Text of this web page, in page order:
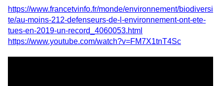
https://www.francetvinfo.fr/monde/environnement/biodiversi
te/au-moins-212-defenseurs-de-l-environnement-ont-ete-
tues-en-2019-un-record_4060053.html
https://www.youtube.com/watch?v=FM7X1tnT4Sc